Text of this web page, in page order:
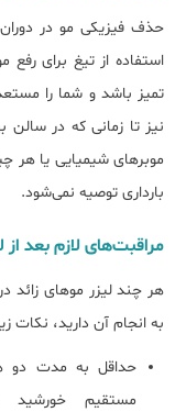
حذف فیزیکی مو در
استفاده از تیغ برای رفع
تمیز باشد و شما را
نیز تا زمانی که در سالن
موبرهای شیمیایی یا هر
بارداری توصیه نمی‌شود.
مراقبت‌های لازم بعد از
به انجام آن دارید، نکات
حداقل به مدت دو
مستقیم خورشید